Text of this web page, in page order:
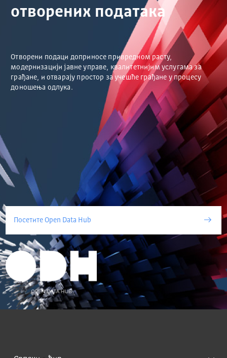
отворених података
Отворени подаци доприносе привредном расту,
модернизацији јавне управе, квалитетнијим услугама за
грађане, и отварају простор за учешће грађане у процесу
доношења одлука.
Посетите Open Data Hub